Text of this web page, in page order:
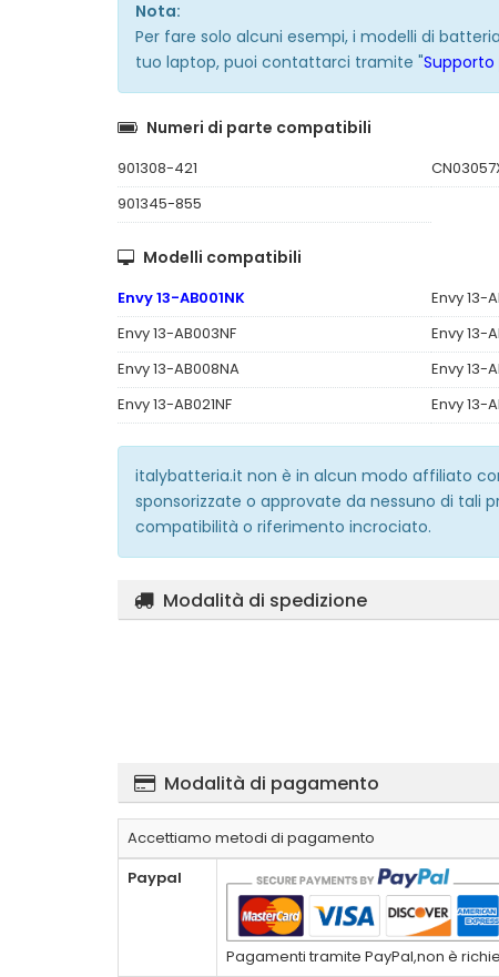
Nota:
Per fare solo alcuni esempi, i modelli di
tuo laptop, puoi contattarci tramite "
Numeri di parte compatibili
901308-421
901345-855
Modelli compatibili
Envy 13-AB001NK Envy 13-
Envy 13-AB003NF
Envy 13-
Envy 13-AB008NA
Envy 13-
Envy 13-AB021NF
Envy 13-
italybatteria.it non è in alcun modo affiliato
sponsorizzate o approvate da nessuno di tali
compatibilità o riferimento incrociato.
Modalità di spedizione
Modalità di pagamento
Accettiamo metodi di pagamento
Paypal
Pagamenti tramite PayPal,non è